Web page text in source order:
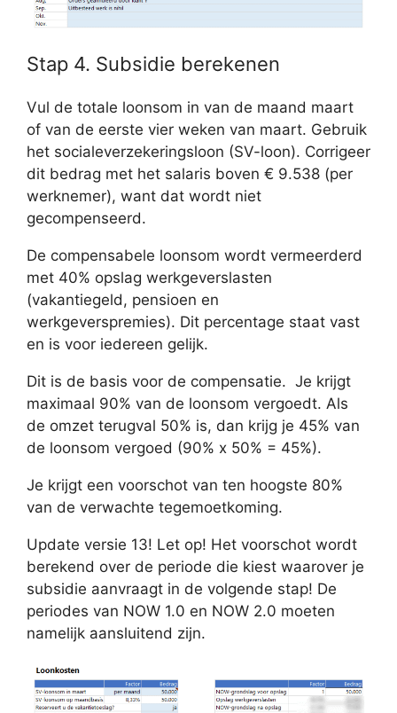
Stap 4. Subsidie berekenen
Vul de totale loonsom in van de maand maart
of van de eerste vier weken van maart. Gebruik
het socialeverzekeringsloon (SV-loon). Corrigeer
dit bedrag met het salaris boven € 9.538 (per
werknemer), want dat wordt niet
gecompenseerd.
De compensabele loonsom wordt vermeerderd
met 40% opslag werkgeverslasten
(vakantiegeld, pensioen en
werkgeverspremies). Dit percentage staat vast
en is voor iedereen gelijk.
Dit is de basis voor de compensatie. Je krijgt
maximaal 90% van de loonsom vergoedt. Als
de omzet terugval 50% is, dan krijg je 45% van
de loonsom vergoed (90% x 50% = 45%).
Je krijgt een voorschot van ten hoogste 80%
van de verwachte tegemoetkoming.
Update versie 13! Let op! Het voorschot wordt
berekend over de periode die kiest waarover je
subsidie aanvraagt in de volgende stap! De
periodes van NOW 1.0 en NOW 2.0 moeten
namelijk aansluitend zijn.